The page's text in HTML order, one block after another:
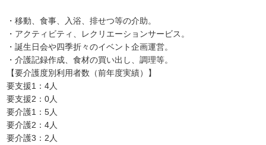
・移動、食事、入浴、排せつ等の介助。
・アクティビティ、レクリエーションサービス。
・誕生日会や四季折々のイベント企画運営。
・介護記録作成、食材の買い出し、調理等。
【要介護度別利用者数（前年度実績）】
要支援1：4人
要支援2：0人
要介護1：5人
要介護2：4人
要介護3：2人